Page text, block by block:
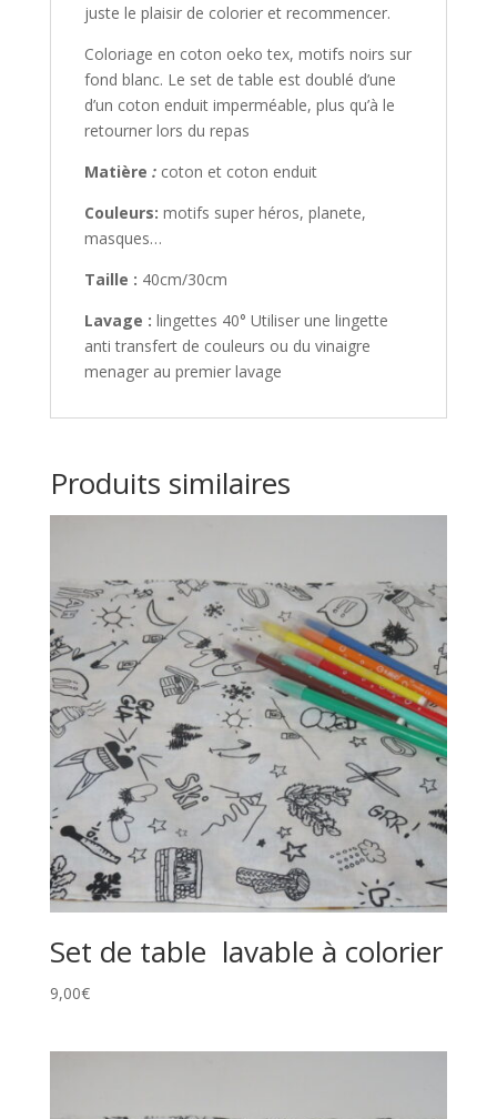
juste le plaisir de colorier et recommencer.
Coloriage en coton oeko tex, motifs noirs sur
fond blanc. Le set de table est doublé d’une
d’un coton enduit imperméable, plus qu’à le
retourner lors du repas
Matière :coton et coton enduit
Couleurs: motifs super héros, planete,
masques…
Taille : 40cm/30cm
Lavage : lingettes 40° Utiliser une lingette
anti transfert de couleurs ou du vinaigre
menager au premier lavage
Produits similaires
Set de table lavable à colorier
9,00€